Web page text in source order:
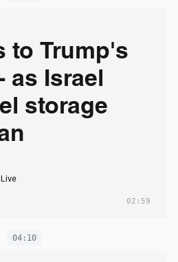
to Trump's
as Israel
storage
02:59
04:10